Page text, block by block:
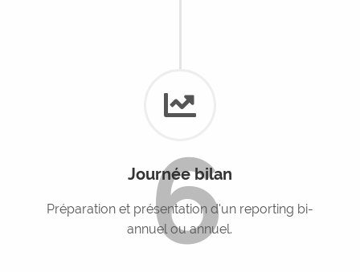
6
Journée bilan
Préparation et présentation d'un reporting bi-
annuel ou annuel.